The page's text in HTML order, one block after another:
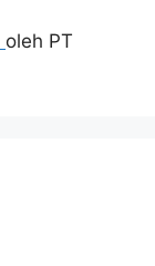
oleh PT